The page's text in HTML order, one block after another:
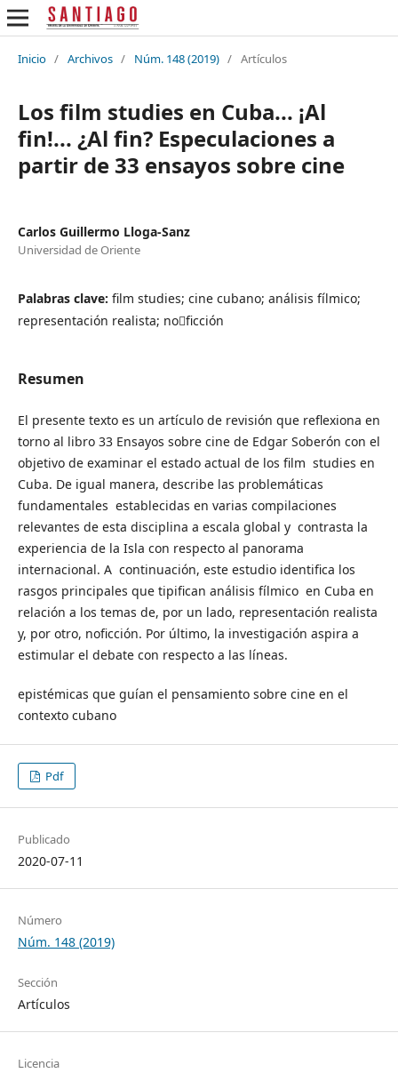
Inicio / Archivos / Núm. 148 (2019) / Artículos
Los film studies en Cuba... ¡Al
fin!... ¿Al fin? Especulaciones a
partir de 33 ensayos sobre cine
Carlos Guillermo Lloga-Sanz
Universidad de Oriente
Palabras clave: film studies; cine cubano; análisis fílmico;
representación realista; no￾ficción
Resumen
El presente texto es un artículo de revisión que reflexiona en
torno al libro 33 Ensayos sobre cine de Edgar Soberón con el
objetivo de examinar el estado actual de los film studies en
Cuba. De igual manera, describe las problemáticas
fundamentales establecidas en varias compilaciones
relevantes de esta disciplina a escala global y contrasta la
experiencia de la Isla con respecto al panorama
internacional. A continuación, este estudio identifica los
rasgos principales que tipifican análisis fílmico en Cuba en
relación a los temas de, por un lado, representación realista
y, por otro, noficción. Por último, la investigación aspira a
estimular el debate con respecto a las líneas.
epistémicas que guían el pensamiento sobre cine en el
contexto cubano
Pdf
Publicado
2020-07-11
Número
Núm. 148 (2019)
Sección
Artículos
Licencia